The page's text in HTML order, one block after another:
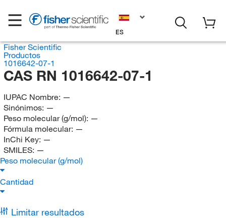
ES
Fisher Scientific
Productos
1016642-07-1
CAS RN 1016642-07-1
IUPAC Nombre: —
Sinónimos: —
Peso molecular (g/mol): —
Fórmula molecular: —
InChi Key: —
SMILES: —
Peso molecular (g/mol)
Cantidad
Limitar resultados